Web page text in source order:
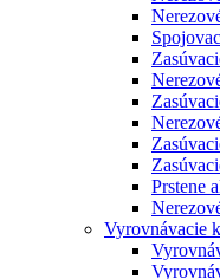
Prstene
Vyrovnávacie